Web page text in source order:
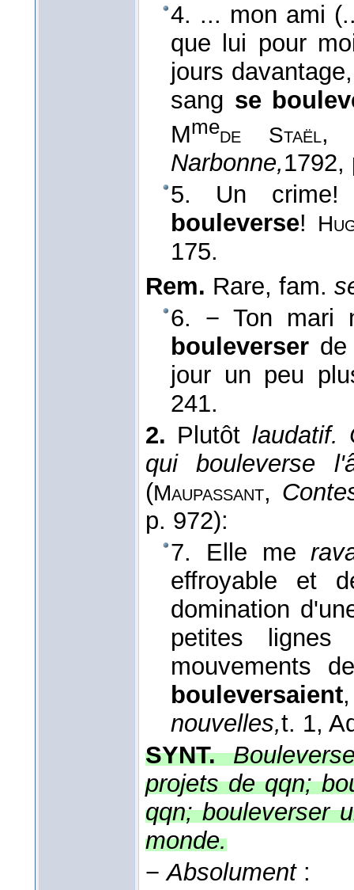
4. ... mon ami
que lui pour
jours
sang se
Mmede Staël
Narbonne,1792,
5. Un
bouleverse!
175.
Rem. Rare, fam.
6. − Ton mari
bouleverser
jour un peu
241.
2. Plutôt laudatif.
qui bouleverse
(Maupassant,
p. 972):
7. Elle me
effroyable et
domination
petites
mouvements
bouleversaient
nouvelles,t. 1,
SYNT.
projets de qqn;
qqn; bouleverser
monde.
−Absolument: